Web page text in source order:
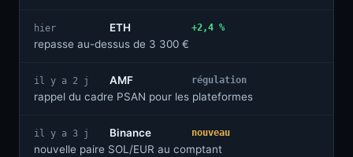
hier
ETH
repasse au-dessus de 3 300 €
+2,4 %
il y a 2 j
AMF
rappel du cadre PSAN pour les plateformes
régulation
il y a 3 j
Binance
nouvelle paire SOL/EUR au comptant
nouveau